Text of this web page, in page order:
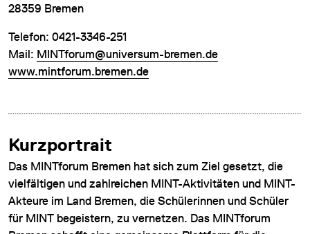
DATENSCHUTZ
IMPRESSUM
28359 Bremen
Telefon: 0421-3346-251
Mail: MINTforum@universum-bremen.de
www.mintforum.bremen.de
Kurzportrait
Das MINTforum Bremen hat sich zum Ziel gesetzt, die
vielfältigen und zahlreichen MINT-Aktivitäten und MINT-
Akteure im Land Bremen, die Schülerinnen und Schüler
für MINT begeistern, zu vernetzen. Das MINTforum